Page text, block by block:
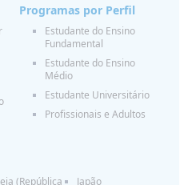
Programas por Perfil
Estudante do Ensino
Fundamental
Estudante do Ensino
Médio
Estudante Universitário
Profissionais e Adultos
(República
Japão